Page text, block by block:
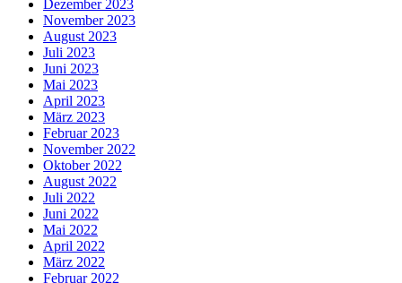
Dezember 2023
November 2023
August 2023
Juli 2023
Juni 2023
Mai 2023
April 2023
März 2023
Februar 2023
November 2022
Oktober 2022
August 2022
Juli 2022
Juni 2022
Mai 2022
April 2022
März 2022
Februar 2022